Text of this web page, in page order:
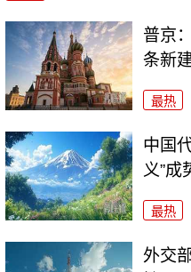
普京
条新
最热
中国
义”成
最热
外交